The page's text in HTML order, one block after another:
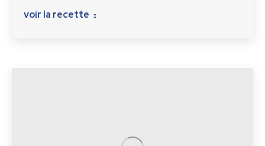
voir la recette